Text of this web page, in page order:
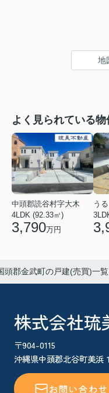
地
よく見られている物
中頭郡読谷村字大木
4LDK (92.33㎡)
3,790万円
頭郡金武町の戸建(売買)一覧
株式会社琉
〒904-0115
沖縄県中頭郡北谷町美浜
お問い合わせ